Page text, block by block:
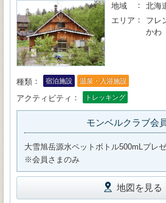
地域
北海
エリア
フレ
かわ
種類 宿泊施設 温泉・入浴施設
アクティビティ トレッキング
モンベルクラブ会
大雪旭岳源水ペットボトル500mLプレ
※会員さまのみ
地図を見る